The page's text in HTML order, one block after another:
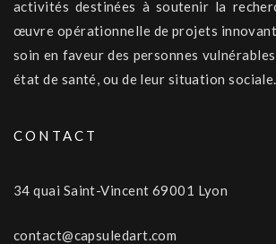
activités destinées à soutenir la
œuvre opérationnelle de projets
soin en faveur des personnes
état de santé, ou de leur situation sociale.
CONTACT
34 quai Saint-Vincent 69001 Lyon
contact@capsuledart.com